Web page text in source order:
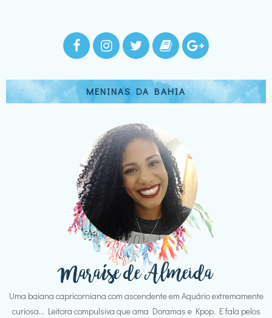
MENINAS DA BAHIA
Uma baiana capricorniana com ascendente em Aquário extremamente
curiosa... Leitora compulsiva que ama Doramas e Kpop. E fala pelos